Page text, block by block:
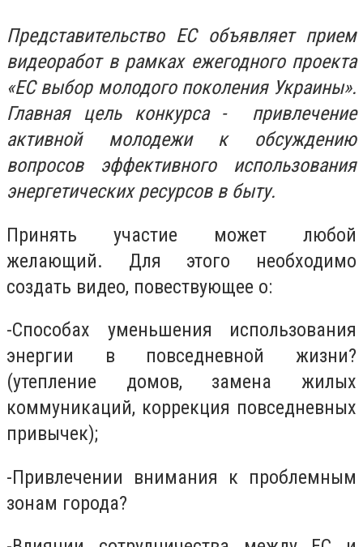
Представительство ЕС объявляет прием
видеоработ в рамках ежегодного проекта
«ЕС выбор молодого поколения Украины».
Главная цель конкурса - привлечение
активной молодежи к обсуждению
вопросов эффективного использования
энергетических ресурсов в быту.
Принять участие может любой
желающий. Для этого необходимо
создать видео, повествующее о:
-Способах уменьшения использования
энергии в повседневной жизни?
(утепление домов, замена жилых
коммуникаций, коррекция повседневных
привычек);
-Привлечении внимания к проблемным
зонам города?